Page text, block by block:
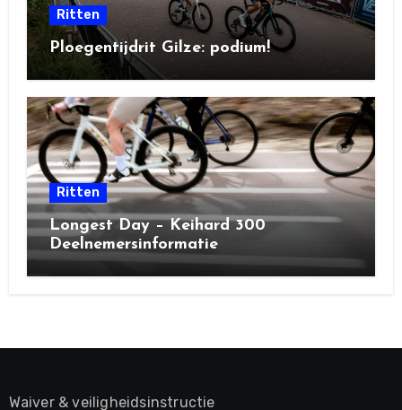
Ritten
Ploegentijdrit Gilze: podium!
Ritten
Longest Day – Keihard 300
Deelnemersinformatie
Waiver & veiligheidsinstructie